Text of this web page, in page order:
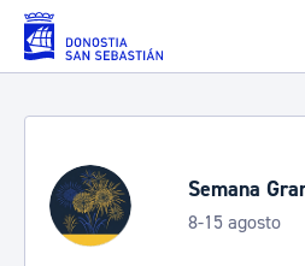
Saltar al contenido principal
Semana
8-15 agosto